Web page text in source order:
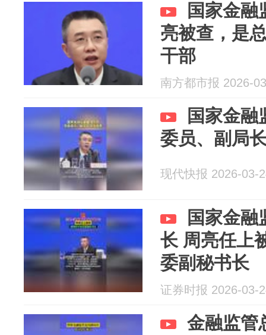
国家金融
亮被查，是
干部
南方都市报 2026-
国家金融
委员、副局
现代快报 2026-03-
国家金融
长 周亮任上
委副秘书长
证券时报 2026-03-
金融监管